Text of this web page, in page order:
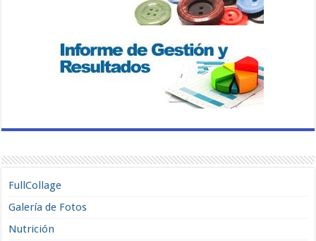
FullCollage
Galería de Fotos
Nutrición